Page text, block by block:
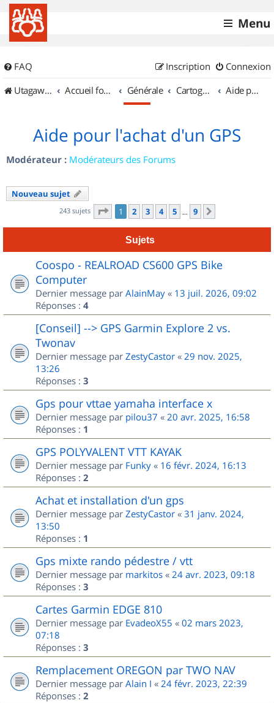
Menu
FAQ Connexion
Inscription
UtagawaVTT (Randos VTT et VTTAE avec traces GPS)
Accueil forum Générale Cartographie et GPS Aide pour l'achat d'un GPS
Aide pour l'achat d'un GPS
Modérateur : Modérateurs des Forums
Nouveau sujet
243 sujets Page 1sur
1 2 3 4 5 … 9
Sujets
Coospo - REALROAD CS600 GPS Bike
Computer
Dernier message par AlainMay « 13 juil. 2026, 09:02
Réponses : 4
[Conseil] --> GPS Garmin Explore 2 vs.
Twonav
Dernier message par ZestyCastor « 29 nov. 2025,
13:26
Réponses : 3
Gps pour vttae yamaha interface x
Dernier message par pilou37 « 20 avr. 2025, 16:58
Réponses : 1
GPS POLYVALENT VTT KAYAK
Dernier message par Funky « 16 févr. 2024, 16:13
Réponses : 2
Achat et installation d'un gps
Dernier message par ZestyCastor « 31 janv. 2024,
13:50
Réponses : 1
Gps mixte rando pédestre / vtt
Dernier message par markitos « 24 avr. 2023, 09:18
Réponses : 3
Cartes Garmin EDGE 810
Dernier message par EvadeoX55 « 02 mars 2023,
07:18
Réponses : 3
Remplacement OREGON par TWO NAV
Dernier message par Alain I « 24 févr. 2023, 22:39
Réponses : 2